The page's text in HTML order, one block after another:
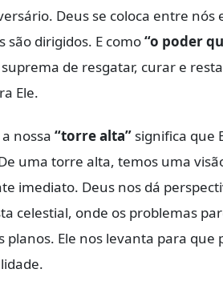
Deus se coloca entre
são dirigidos. E como“o poder
de resgatar, curar e
Ele.
nossa “torre alta” significa que
uma torre alta, temos uma
imediato. Deus nos dá
celestial, onde os problemas
planos. Ele nos levanta para que